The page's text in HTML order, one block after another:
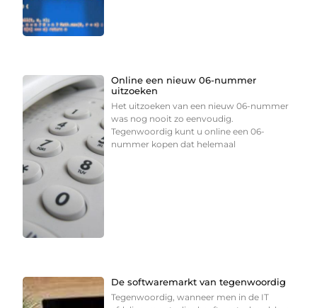
Online een nieuw 06-nummer
uitzoeken
Het uitzoeken van een nieuw 06-nummer
was nog nooit zo eenvoudig.
Tegenwoordig kunt u online een 06-
nummer kopen dat helemaal
De softwaremarkt van tegenwoordig
Tegenwoordig, wanneer men in de IT